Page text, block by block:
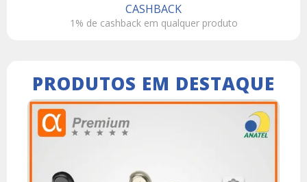
CASHBACK
1% de cashback em qualquer produto
PRODUTOS EM DESTAQUE